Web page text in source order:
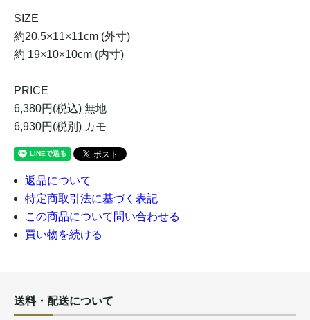
SIZE
約20.5×11×11cm (外寸)
約 19×10×10cm (内寸)
PRICE
6,380円(税込) 無地
6,930円(税別) カモ
返品について
特定商取引法に基づく表記
この商品について問い合わせる
買い物を続ける
送料・配送について